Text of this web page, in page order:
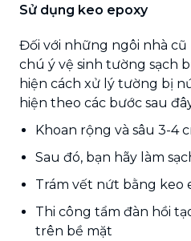
Sử dụng keo epoxy
Đối với những ngôi nhà
chú ý vệ sinh tường sạch
hiện cách xử lý tường bị
hiện theo các bước sau
Khoan rộng và sâu 3-4
Sau đó, bạn hãy làm
Trám vết nứt bằng keo
Thi công tẩm đàn hồi
trên bề mặt